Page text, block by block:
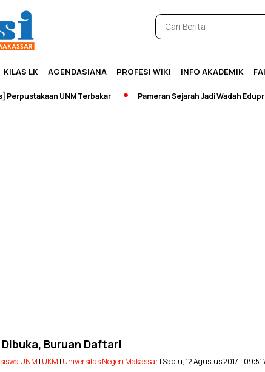
KILAS LK AGENDASIANA PROFESI WIKI INFO AKADEMIK
UNM Terbakar Pameran Sejarah Jadi Wadah
Buruan Daftar!
UNM | UKM | Universitas Negeri Makassar| Sabtu, 12 Agustus 2017 - 09:51